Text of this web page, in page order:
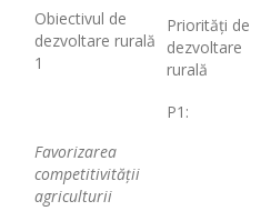
Obiectivul de
dezvoltare rurală
1
Favorizarea
competitivității
agriculturii
Priorități de
dezvoltare
rurală
P1: